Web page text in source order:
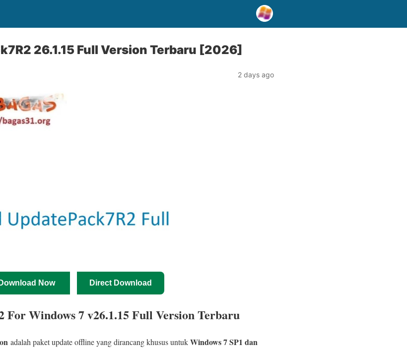
26.1.15 Full Version Terbaru [2026]
2 days ago
Download Now Direct Download
For Windows 7 v26.1.15 Full Version Terbaru
adalah paket update offline yang dirancang khusus untukWindows 7 SP1 dan